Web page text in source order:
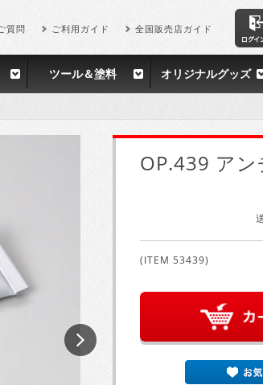
質問 ご利用ガイド 全国販売店ガイド
ツール＆塗料 オリジナルグッズ
OP.439 ア
(ITEM 53439)